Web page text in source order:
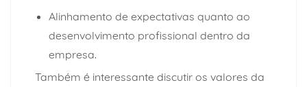
Alinhamento de expectativas quanto ao
desenvolvimento profissional dentro da
empresa.
Também é interessante discutir os valores da